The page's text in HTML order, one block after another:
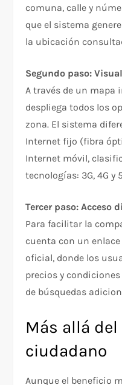
comuna, calle y
que el sistema
la ubicación
Segundo paso:
A través de un mapa
despliega todos los
zona. El sistema
Internet fijo (fibra
Internet móvil,
tecnologías: 3G, 4G y
Tercer paso: Acceso
Para facilitar la
cuenta con un
oficial, donde los
precios y
de búsquedas
Más allá
ciudadano
Aunque el beneficio